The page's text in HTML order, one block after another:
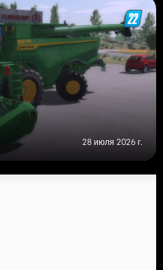
28 июля 2026 г.